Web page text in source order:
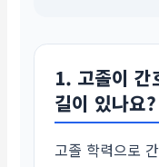
1. 고졸이 간
길이 있나요?
고졸 학력으로